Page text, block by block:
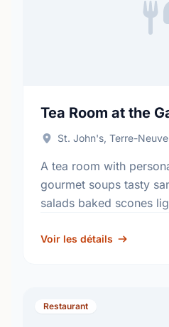
Tea Room at the
St. John's, Terre-
A tea room with
gourmet soups tasty
salads baked scones
tea list. Open year
Voir les détails
Restaurant